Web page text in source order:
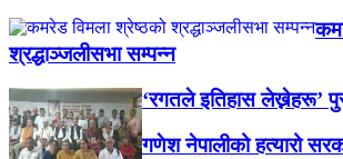
श्रद्धाञ्जलीसभा सम्पन्न
‘रगतले इतिहास लेख्नेहरू’
गणेश नेपालीको हत्यारो